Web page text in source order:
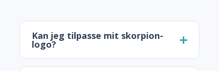
Kan jeg tilpasse mit skorpion-
logo?